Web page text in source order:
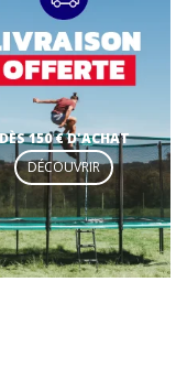
150 € D'ACHAT
DÉCOUVRIR